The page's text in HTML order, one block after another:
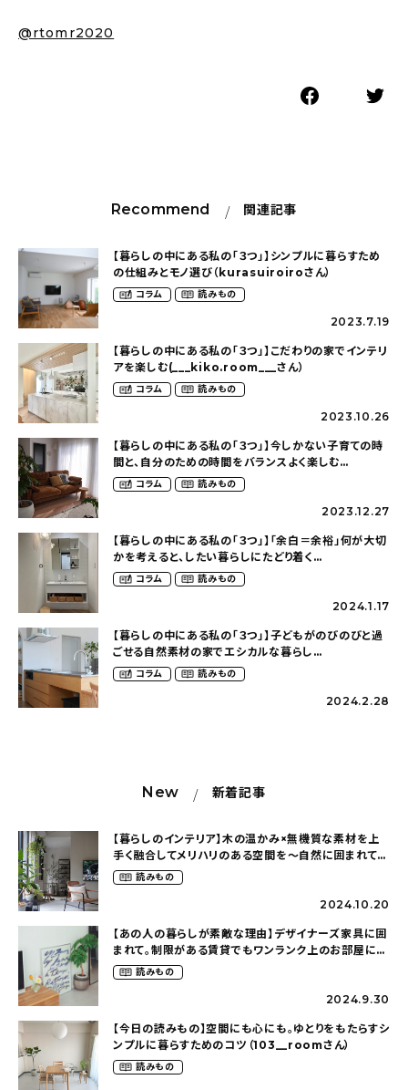
@rtomr2020
Recommend 関連記事
【暮らしの中にある私の「３つ」】シンプルに暮らすため
の仕組みとモノ選び（kurasuiroiroさん）
コラム 読みもの
2023.7.19
【暮らしの中にある私の「３つ」】こだわりの家でインテリ
アを楽しむ(___kiko.room___さん）
コラム 読みもの
2023.10.26
【暮らしの中にある私の「３つ」】今しかない子育ての時
間と、自分のための時間をバランスよく楽しむ
（o.t.o.____さん）
コラム 読みもの
2023.12.27
【暮らしの中にある私の「３つ」】「余白＝余裕」何が大切
かを考えると、したい暮らしにたどり着く
（pieni_koti___さん）
コラム 読みもの
2024.1.17
【暮らしの中にある私の「３つ」】子どもがのびのびと過
ごせる自然素材の家でエシカルな暮らし
（ai_cozy_homeさん）
コラム 読みもの
2024.2.28
New 新着記事
【暮らしのインテリア】木の温かみ×無機質な素材を上
手く融合してメリハリのある空間を〜自然に囲まれて暮
らす（ki_no_ieさん）
読みもの
2024.10.20
【あの人の暮らしが素敵な理由】デザイナーズ家具に囲
まれて。制限がある賃貸でもワンランク上のお部屋に〜
狭くても好きな暮らしのこと（_____chika708さん）
読みもの
2024.9.30
【今日の読みもの】空間にも心にも。ゆとりをもたらすシ
ンプルに暮らすためのコツ（103__roomさん）
読みもの